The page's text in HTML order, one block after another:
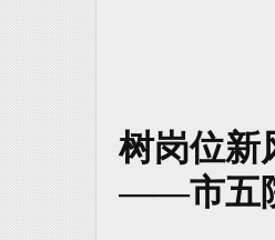
树岗位新
——市五